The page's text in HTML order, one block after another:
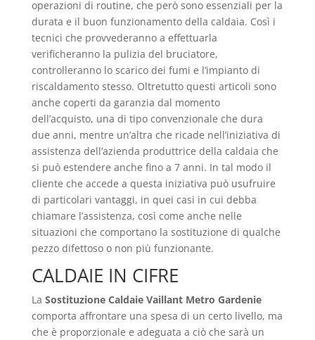
operazioni di routine, che però sono essenziali per la
durata e il buon funzionamento della caldaia. Così i
tecnici che provvederanno a effettuarla
verificheranno la pulizia del bruciatore,
controlleranno lo scarico dei fumi e l’impianto di
riscaldamento stesso. Oltretutto questi articoli sono
anche coperti da garanzia dal momento
dell’acquisto, una di tipo convenzionale che dura
due anni, mentre un’altra che ricade nell’iniziativa di
assistenza dell’azienda produttrice della caldaia che
si può estendere anche fino a 7 anni. In tal modo il
cliente che accede a questa iniziativa può usufruire
di particolari vantaggi, in quei casi in cui debba
chiamare l’assistenza, così come anche nelle
situazioni che comportano la sostituzione di qualche
pezzo difettoso o non più funzionante.
CALDAIE IN CIFRE
La Sostituzione Caldaie Vaillant Metro Gardenie
comporta affrontare una spesa di un certo livello, ma
che è proporzionale e adeguata a ciò che sarà un